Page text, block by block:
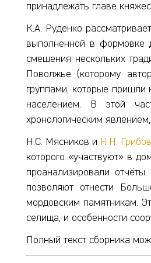
принадлежать главе
К.А. Руденко
выполненной в формовке
смешения нескольких
Поволжье (которому
группами, которые
населением. В этой
хронологическим
Н.С. Мясников и Н.Н. Грибов
которого «участвуют» в
проанализировали
позволяют отнести
мордовским памятникам.
селища, и особенности
Полный текст сборника